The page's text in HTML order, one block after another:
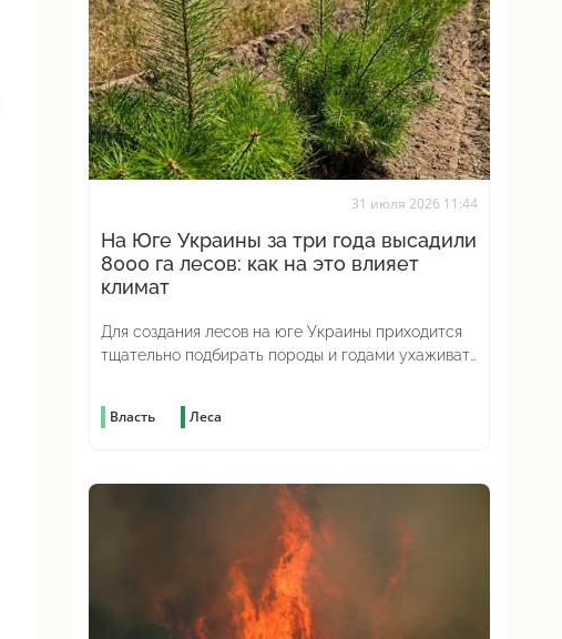
31 июля 2026 11:44
На Юге Украины за три года высадили
8000 га лесов: как на это влияет
климат
Для создания лесов на юге Украины приходится
тщательно подбирать породы и годами ухаживать
Власть Леса